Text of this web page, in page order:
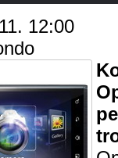
12:00